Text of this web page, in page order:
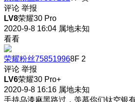
评论 举报
LV8荣耀30 Pro
2020-9-8 16:04 属地未知
看看
荣耀粉丝758519968F 2
评论 举报
LV6荣耀30 Pro+
2020-9-8 16:16 属地未知
手持乌漆麻黑路过，羡慕你们钛空银